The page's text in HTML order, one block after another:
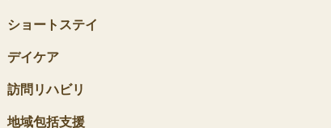
ショートステイ
デイケア
訪問リハビリ
地域包括支援